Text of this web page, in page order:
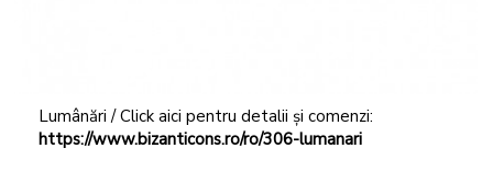
Lumânări / Click aici pentru detalii și comenzi:
https://www.bizanticons.ro/ro/306-lumanari